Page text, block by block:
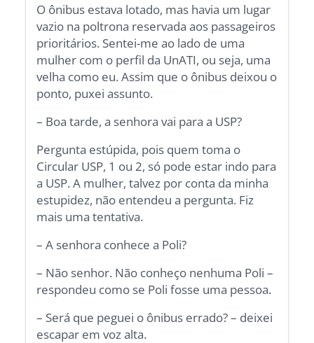
O ônibus estava lotado, mas havia um lugar
vazio na poltrona reservada aos passageiros
prioritários. Sentei-me ao lado de uma
mulher com o perfil da UnATI, ou seja, uma
velha como eu. Assim que o ônibus deixou o
ponto, puxei assunto.
– Boa tarde, a senhora vai para a USP?
Pergunta estúpida, pois quem toma o
Circular USP, 1 ou 2, só pode estar indo para
a USP. A mulher, talvez por conta da minha
estupidez, não entendeu a pergunta. Fiz
mais uma tentativa.
– A senhora conhece a Poli?
– Não senhor. Não conheço nenhuma Poli –
respondeu como se Poli fosse uma pessoa.
– Será que peguei o ônibus errado? – deixei
escapar em voz alta.